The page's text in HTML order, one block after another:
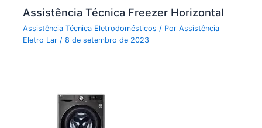
Assistência Técnica Freezer Horizontal
Assistência Técnica Eletrodomésticos / PorAssistência
Eletro Lar/8 de setembro de 2023